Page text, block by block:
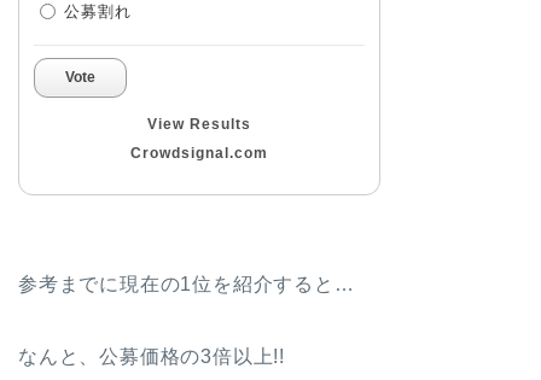
公募割れ
Vote
View Results
Crowdsignal.com
参考までに現在の1位を紹介すると…
なんと、公募価格の3倍以上!!